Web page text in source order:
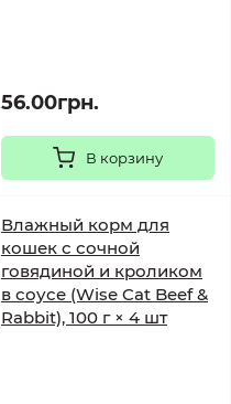
56.00грн.
В корзину
Влажный корм для
кошек с сочной
говядиной и кроликом
в соусе (Wise Cat Beef &
Rabbit), 100 г × 4 шт